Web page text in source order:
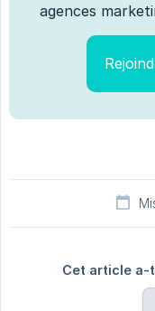
agences
Cet article a-